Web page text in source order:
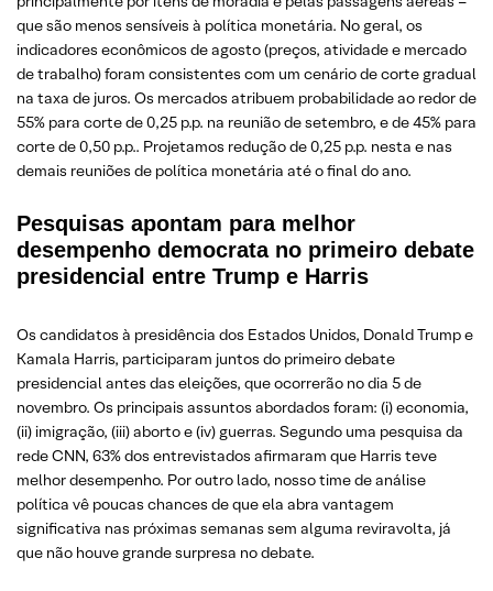
que são menos sensíveis à política monetária. No geral, os
indicadores econômicos de agosto (preços, atividade e mercado
de trabalho) foram consistentes com um cenário de corte gradual
na taxa de juros. Os mercados atribuem probabilidade ao redor de
55% para corte de 0,25 p.p. na reunião de setembro, e de 45% para
corte de 0,50 p.p.. Projetamos redução de 0,25 p.p. nesta e nas
demais reuniões de política monetária até o final do ano.
Pesquisas apontam para melhor
desempenho democrata no primeiro debate
presidencial entre Trump e Harris
Os candidatos à presidência dos Estados Unidos, Donald Trump e
Kamala Harris, participaram juntos do primeiro debate
presidencial antes das eleições, que ocorrerão no dia 5 de
novembro. Os principais assuntos abordados foram: (i) economia,
(ii) imigração, (iii) aborto e (iv) guerras. Segundo uma pesquisa da
rede CNN, 63% dos entrevistados afirmaram que Harris teve
melhor desempenho. Por outro lado, nosso time de análise
política vê poucas chances de que ela abra vantagem
significativa nas próximas semanas sem alguma reviravolta, já
que não houve grande surpresa no debate.